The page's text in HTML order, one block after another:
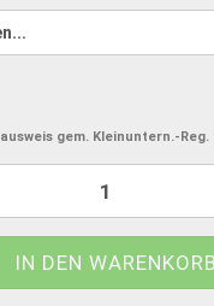
gem. Kleinuntern.-Reg.